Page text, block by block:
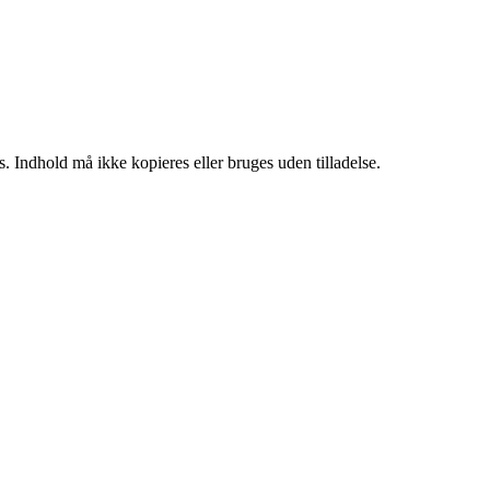
må ikke kopieres eller bruges uden tilladelse.